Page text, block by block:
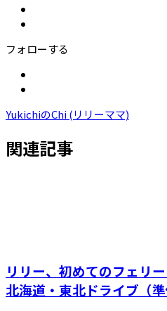
フォローする
YukichiのChi (リリーママ)
関連記事
リリー、初めてのフェリ
北海道・東北ドライブ（準